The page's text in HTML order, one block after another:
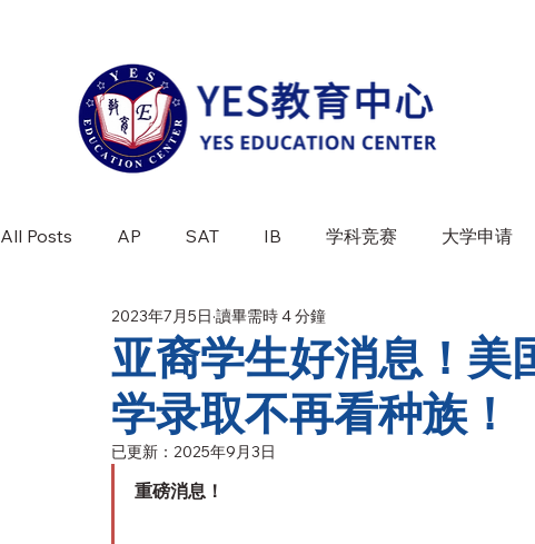
All Posts AP SAT IB 学科竞赛 大学申请
学科介绍 竞赛百科 最新活动
亚裔学生好消息！美
学录取不再看种族！
2023年7月5日 讀畢需時 4 分鐘
已更新： 2025年9月3日
重磅消息！